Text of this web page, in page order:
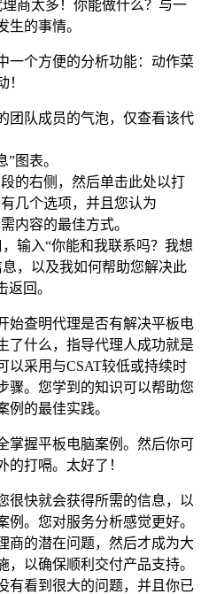
商太多！你能做什么？与一
生的事情。
一个方便的分析功能：动作菜
！
团队成员的气泡，仅查看该代
图表。
的右侧，然后单击此处以打
几个选项，并且您认为
内容的最佳方式。
输入“你能和我联系吗？我想
，以及我如何帮助您解决此
返回。
始查明代理是否有解决平板电
了什么，指导代理人成功就是
以采用与CSAT较低或持续时
骤。您学到的知识可以帮助您
例的最佳实践。
掌握平板电脑案例。然后你可
的打嗝。太好了！
很快就会获得所需的信息，以
。您对服务分析感觉更好。
商的潜在问题，然后才成为大
以确保顺利交付产品支持。
有看到很大的问题，并且你已